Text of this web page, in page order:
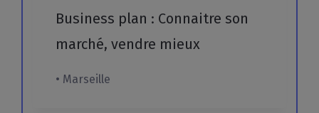
Business plan : Connaitre son
marché, vendre mieux
• Marseille